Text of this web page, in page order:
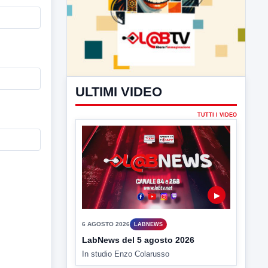
ULTIMI VIDEO
TUTTI I VIDEO
▶
6 AGOSTO 2026 LABNEWS
LabNews del 5 agosto 2026
In studio Enzo Colarusso